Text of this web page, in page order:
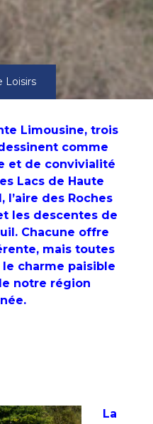
Loisirs
Limousine, trois
comme
et de convivialité
Lacs de Haute
des Roches
les descentes de
Chacune offre
mais toutes
charme paisible
notre région
La